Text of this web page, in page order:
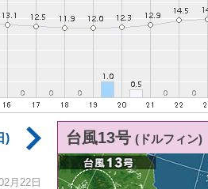
)
月22日
台風13号 (ドルフィン)